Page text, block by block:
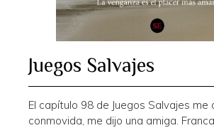
Juegos Salvajes
El capítulo 98 de Juegos Salvajes me
conmovida, me dijo una amiga.